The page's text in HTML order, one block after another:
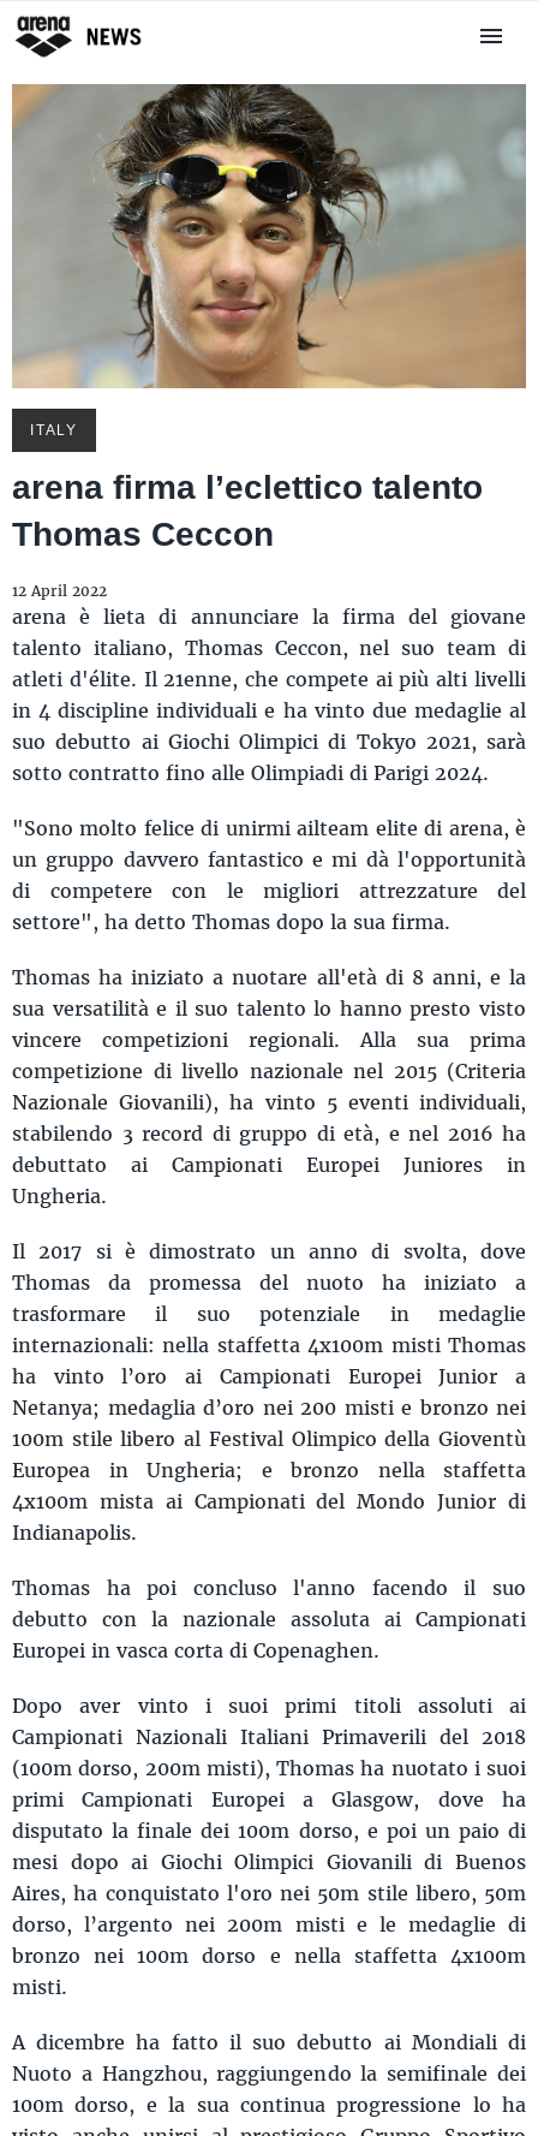
ITALY
arena firma l’eclettico talento
Thomas Ceccon
12 April 2022
arena è lieta di annunciare la firma del giovane
talento italiano, Thomas Ceccon, nel suo team di
atleti d'élite. Il 21enne, che compete ai più alti livelli
in 4 discipline individuali e ha vinto due medaglie al
suo debutto ai Giochi Olimpici di Tokyo 2021, sarà
sotto contratto fino alle Olimpiadi di Parigi 2024.
"Sono molto felice di unirmi ailteam elite di arena, è
un gruppo davvero fantastico e mi dà l'opportunità
di competere con le migliori attrezzature del
settore", ha detto Thomas dopo la sua firma.
Thomas ha iniziato a nuotare all'età di 8 anni, e la
sua versatilità e il suo talento lo hanno presto visto
vincere competizioni regionali. Alla sua prima
competizione di livello nazionale nel 2015 (Criteria
Nazionale Giovanili), ha vinto 5 eventi individuali,
stabilendo 3 record di gruppo di età, e nel 2016 ha
debuttato ai Campionati Europei Juniores in
Ungheria.
Il 2017 si è dimostrato un anno di svolta, dove
Thomas da promessa del nuoto ha iniziato a
trasformare il suo potenziale in medaglie
internazionali: nella staffetta 4x100m misti Thomas
ha vinto l’oro ai Campionati Europei Junior a
Netanya; medaglia d’oro nei 200 misti e bronzo nei
100m stile libero al Festival Olimpico della Gioventù
Europea in Ungheria; e bronzo nella staffetta
4x100m mista ai Campionati del Mondo Junior di
Indianapolis.
Thomas ha poi concluso l'anno facendo il suo
debutto con la nazionale assoluta ai Campionati
Europei in vasca corta di Copenaghen.
Dopo aver vinto i suoi primi titoli assoluti ai
Campionati Nazionali Italiani Primaverili del 2018
(100m dorso, 200m misti), Thomas ha nuotato i suoi
primi Campionati Europei a Glasgow, dove ha
disputato la finale dei 100m dorso, e poi un paio di
mesi dopo ai Giochi Olimpici Giovanili di Buenos
Aires, ha conquistato l'oro nei 50m stile libero, 50m
dorso, l’argento nei 200m misti e le medaglie di
bronzo nei 100m dorso e nella staffetta 4x100m
misti.
A dicembre ha fatto il suo debutto ai Mondiali di
Nuoto a Hangzhou, raggiungendo la semifinale dei
100m dorso, e la sua continua progressione lo ha